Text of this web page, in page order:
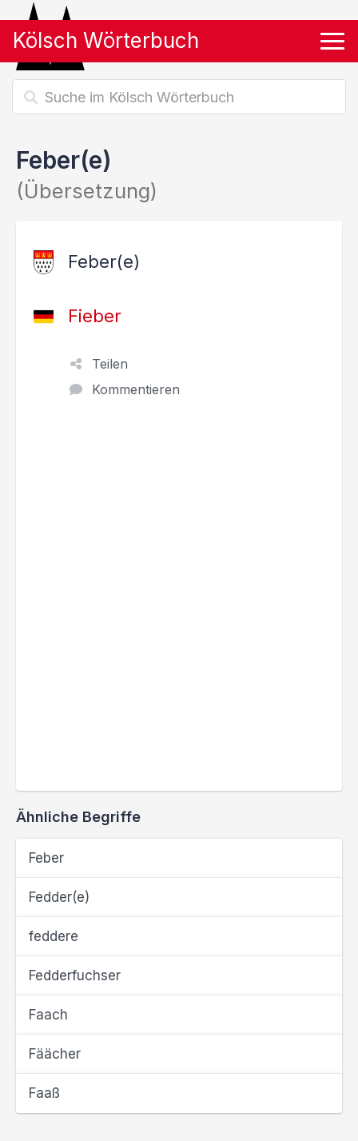
Kölsch Wörterbuch
Feber(e)
(Übersetzung)
Feber(e)
Fieber
Teilen
Kommentieren
Ähnliche Begriffe
Feber
Fedder(e)
feddere
Fedderfuchser
Faach
Fäächer
Faaß